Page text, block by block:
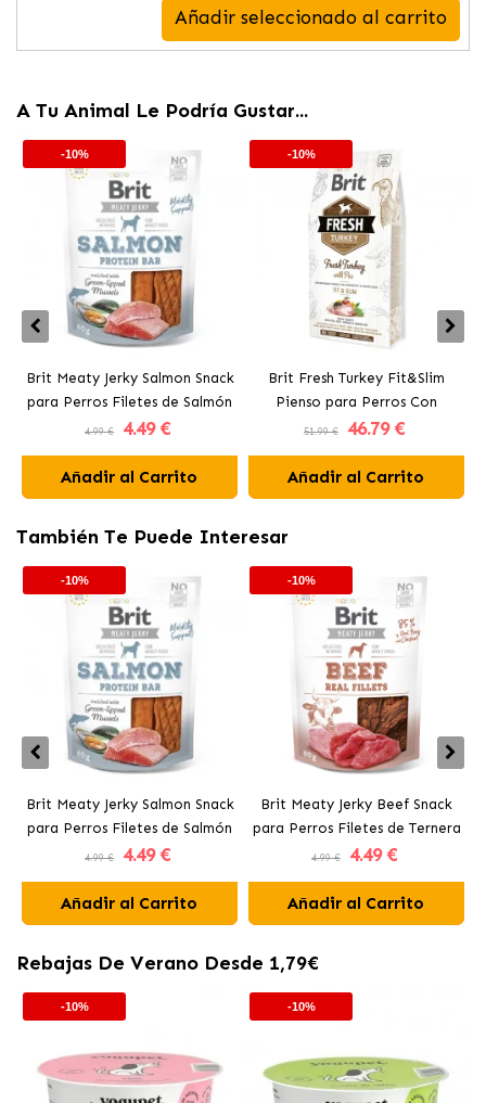
Añadir seleccionado al carrito
A Tu Animal Le Podría Gustar...
-10%
Brit Meaty Jerky Salmon Snack
para Perros Filetes de Salmón
4.99 € 4.49 €
Añadir al Carrito
-10%
Brit Fresh Turkey Fit&Slim
Pienso para Perros Con
Sobrepeso con Pavo
51.99 € 46.79 €
Añadir al Carrito
También Te Puede Interesar
-10%
Brit Meaty Jerky Salmon Snack
para Perros Filetes de Salmón
4.99 € 4.49 €
Añadir al Carrito
-10%
Brit Meaty Jerky Beef Snack
para Perros Filetes de Ternera
4.99 € 4.49 €
Añadir al Carrito
Rebajas De Verano Desde 1,79€
-10% -10%